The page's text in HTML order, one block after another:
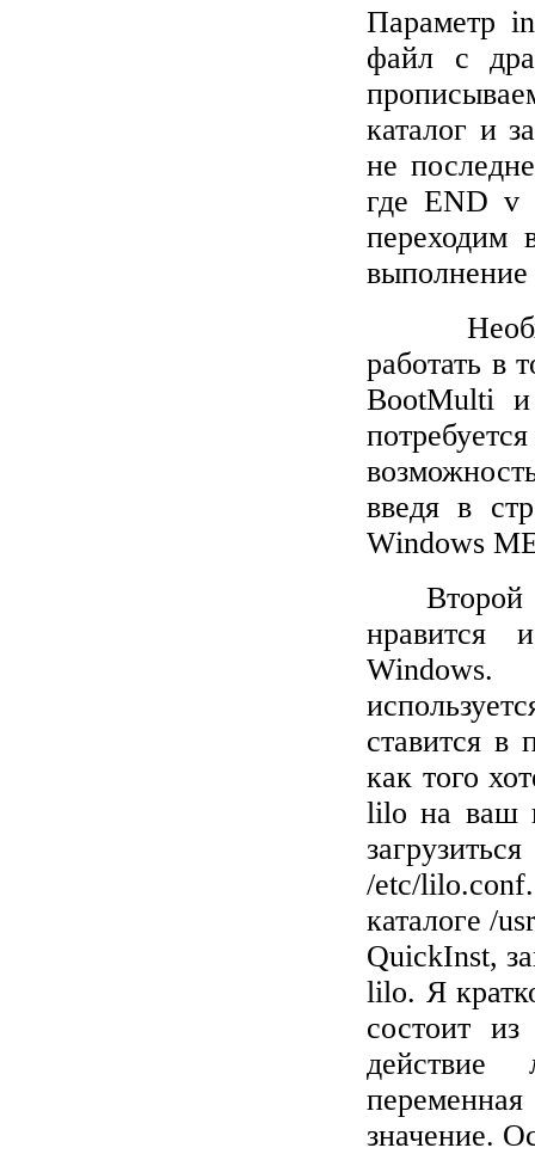
Параметр
файл с
каталог и
не
гдеEND v
переходим
выполнение
работать в
BootMulti
введя в
Windows
Второй
нравится
Windows.
ставится в
как того
lilo на ваш
/etc/lilo.conf
каталоге /
QuickInst,
lilo. Я
состоит
действие
значение.